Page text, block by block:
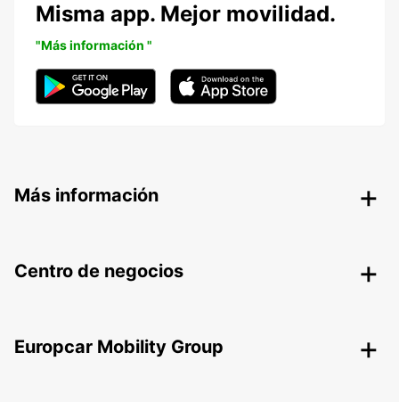
Misma app. Mejor movilidad.
"Más información "
Más información
Centro de negocios
Europcar Mobility Group